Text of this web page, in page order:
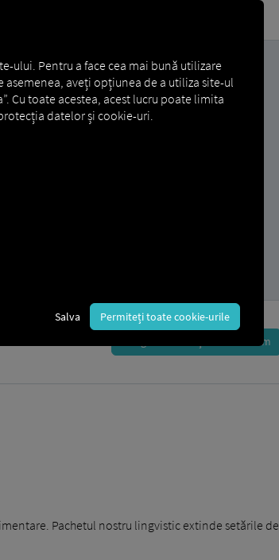
Înregistrează-te și rezervă acum
Pachetul nostru lingvistic extinde setările de
ului. Pentru a face cea mai bună utilizare
asemenea, aveți opțiunea de a utiliza site-ul
Cu toate acestea, acest lucru poate limita
datelor și cookie-uri.
Salva Permiteți toate cookie-urile